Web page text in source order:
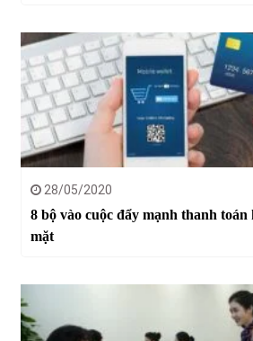
28/05/2020
8 bộ vào cuộc đẩy mạnh thanh
mặt